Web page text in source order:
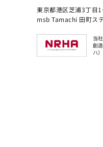
東京都港区芝浦3丁目
msb Tamachi 田町ス
当
創
ハ